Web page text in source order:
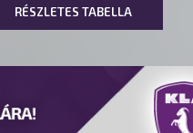
RÉSZLETES TABELLA